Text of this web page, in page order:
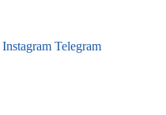
Instagram Telegram